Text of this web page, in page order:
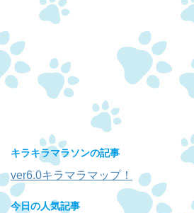
キラキラマラソンの記事
ver6.0キラマラマップ！
今日の人気記事